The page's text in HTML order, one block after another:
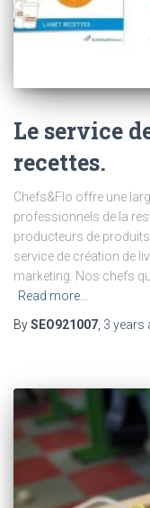
Le service
recettes.
Chefs&Flo offre une
professionnels de la
producteurs de
service de création de
marketing. Nos chefs
Read more…
BySEO921007 3 years